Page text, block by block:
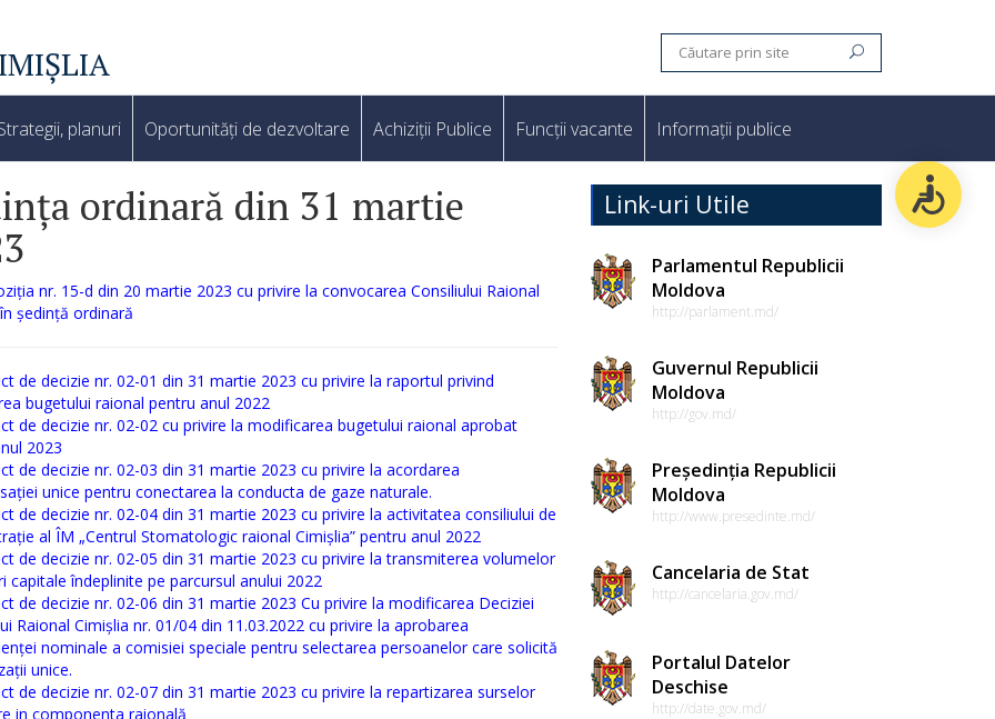
planuri Oportunități de dezvoltare Achiziții Publice Funcții vacante Informații publice
ordinară din 31 martie
nr. 15-d din 20 martie 2023 cu privire la convocarea Consiliului Raional
ședință ordinară
de decizie nr. 02-01 din 31 martie 2023 cu privire la raportul privind
bugetului raional pentru anul 2022
de decizie nr. 02-02 cu privire la modificarea bugetului raional aprobat
2023
de decizie nr. 02-03 din 31 martie 2023 cu privire la acordarea
unice pentru conectarea la conducta de gaze naturale.
de decizie nr. 02-04 din 31 martie 2023 cu privire la activitatea consiliului de
al ÎM „Centrul Stomatologic raional Cimișlia” pentru anul 2022
de decizie nr. 02-05 din 31 martie 2023 cu privire la transmiterea volumelor
capitale îndeplinite pe parcursul anului 2022
de decizie nr. 02-06 din 31 martie 2023 Cu privire la modificarea Deciziei
Raional Cimișlia nr. 01/04 din 11.03.2022 cu privire la aprobarea
nominale a comisiei speciale pentru selectarea persoanelor care solicită
unice.
de decizie nr. 02-07 din 31 martie 2023 cu privire la repartizarea surselor
in componenta raională
Link-uri Utile
Parlamentul Republicii
Moldova
http://parlament.md/
Guvernul Republicii
Moldova
http://gov.md/
Președinția Republicii
Moldova
http://www.presedinte.md/
Cancelaria de Stat
http://cancelaria.gov.md/
Portalul Datelor
Deschise
http://date.gov.md/